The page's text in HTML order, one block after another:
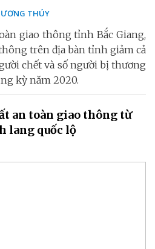
THÚY
giao thông tỉnh Bắc Giang,
trên địa bàn tỉnh giảm cả
chết và số người bị thương
kỳ năm 2020.
an toàn giao thông từ
lang quốc lộ